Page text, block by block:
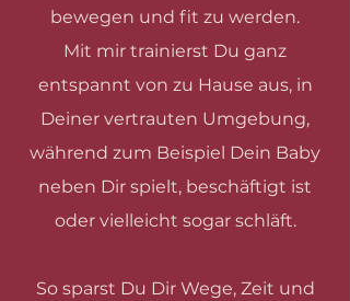
bewegen und fit zu werden.
Mit mir trainierst Du ganz
entspannt von zu Hause aus, in
Deiner vertrauten Umgebung,
während zum Beispiel Dein Baby
neben Dir spielt, beschäftigt ist
oder vielleicht sogar schläft.
So sparst Du Dir Wege, Zeit und